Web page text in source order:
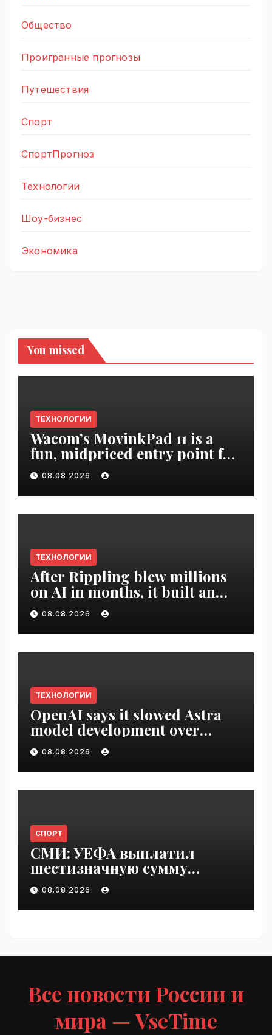
Общество
Проигранные прогнозы
Путешествия
Спорт
СпортПрогноз
Технологии
Шоу-бизнес
Экономика
You missed
ТЕХНОЛОГИИ
Wacom’s MovinkPad 11 is a
fun, midpriced entry point for
digital artists | VseTime.ru
08.08.2026
ТЕХНОЛОГИИ
After Rippling blew millions
on AI in months, it built an
employee ROI tool |
VseTime.ru
08.08.2026
ТЕХНОЛОГИИ
OpenAI says it slowed Astra
model development over
security concerns | VseTime.ru
08.08.2026
СПОРТ
СМИ: УЕФА выплатил
шестизначную сумму
любовнице Инфантино |
VseTime.ru
08.08.2026
Все новости России и
мира — VseTime